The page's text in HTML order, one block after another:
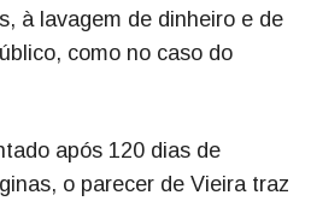
à lavagem de dinheiro e de
como no caso do
após 120 dias de
o parecer de Vieira traz